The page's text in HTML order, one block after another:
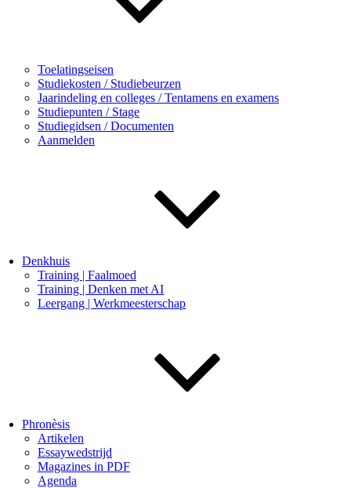
Toelatingseisen
Studiekosten / Studiebeurzen
Jaarindeling en colleges / Tentamens en examens
Studiepunten / Stage
Studiegidsen / Documenten
Aanmelden
Denkhuis
Training | Faalmoed
Training | Denken met AI
Leergang | Werkmeesterschap
Phronèsis
Artikelen
Essaywedstrijd
Magazines in PDF
Agenda